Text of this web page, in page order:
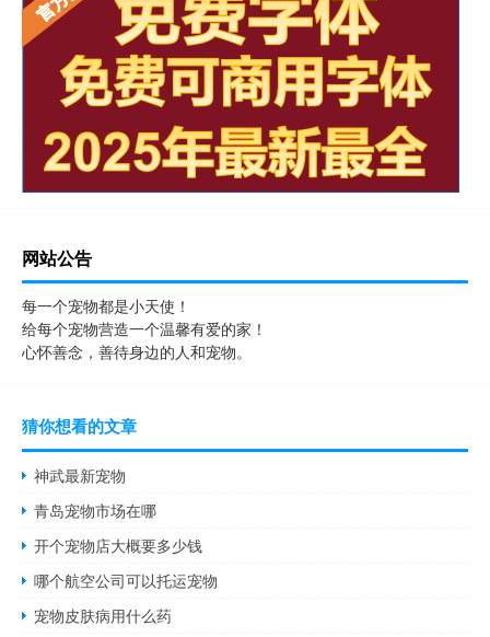
网站公告
每一个宠物都是小天使！
给每个宠物营造一个温馨有爱的家！
心怀善念，善待身边的人和宠物。
猜你想看的文章
神武最新宠物
青岛宠物市场在哪
开个宠物店大概要多少钱
哪个航空公司可以托运宠物
宠物皮肤病用什么药